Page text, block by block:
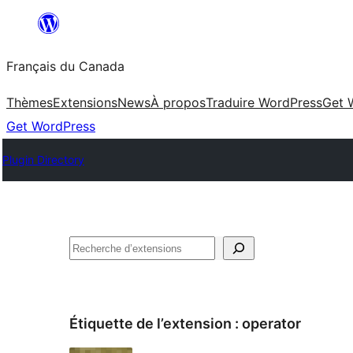
contenu
Français du Canada
ThèmesExtensionsNewsÀ proposTraduire WordPressGet
Get WordPress
Plugin Directory
Recherche
Étiquette de l’extension : operator